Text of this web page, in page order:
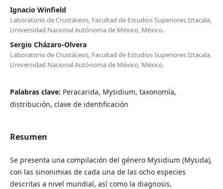
Ignacio Winfield
Laboratorio de Crustáceos, Facultad de Estudios Superiores Iztacala,
Universidad Nacional Autónoma de México, México.
Sergio Cházaro-Olvera
Laboratorio de Crustáceos, Facultad de Estudios Superiores Iztacala,
Universidad Nacional Autónoma de México, México.
Palabras clave: Peracarida, Mysidium, taxonomía,
distribución, clave de identificación
Resumen
Se presenta una compilación del género Mysidium (Mysida),
con las sinonimias de cada una de las ocho especies
descritas a nivel mundial, así como la diagnosis,